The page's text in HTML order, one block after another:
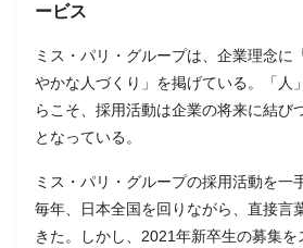
ービス
ミス・パリ・グループは、企業理念に
やかな人づくり」を掲げている。「人
らこそ、採用活動は企業の将来に結び
となっている。
ミス・パリ・グループの採用活動を一
毎年、日本全国を回りながら、直接言
きた。しかし、2021年新卒生の募集